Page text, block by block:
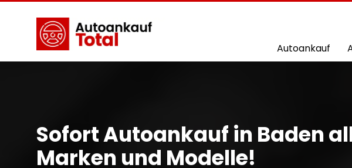
Autoankauf
Sofort Autoankauf in Baden
Marken und Modelle!